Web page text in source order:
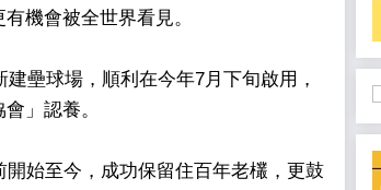
機會被全世界看見。
壘球場，順利在今年7月下旬啟用，
」認養。
始至今，成功保留住百年老欉，更鼓